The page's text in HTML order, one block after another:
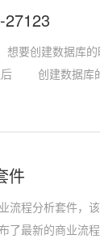
创建数据库的
后 创建数据库
件
程分析套件，该
新的商业流程